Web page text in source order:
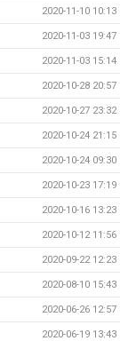
2020-11-10 10:13
2020-11-03 19:47
2020-11-03 15:14
2020-10-28 20:57
2020-10-27 23:32
2020-10-24 21:15
2020-10-24 09:30
2020-10-23 17:19
2020-10-16 13:23
2020-10-12 11:56
2020-09-22 12:23
2020-08-10 15:43
2020-06-26 12:57
2020-06-19 13:43